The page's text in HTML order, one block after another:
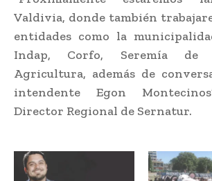
Valdivia, donde también
entidades como la
Indap, Corfo, Seremía de
Agricultura, además de
intendente Egon
Director Regional de Sernatur.